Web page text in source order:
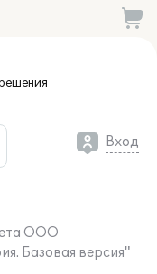
Вход
ООО
Базовая версия"